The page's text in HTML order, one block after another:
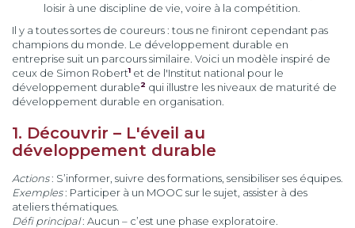
loisir à une discipline de vie, voire à la compétition.
Il y a toutes sortes de coureurs : tous ne finiront cependant pas
champions du monde. Le développement durable en
entreprise suit un parcours similaire. Voici un modèle inspiré de
ceux de Simon Robert1 et de l'Institut national pour le
développement durable2 qui illustre les niveaux de maturité de
développement durable en organisation.
1. Découvrir – L'éveil au
développement durable
Actions: S’informer, suivre des formations, sensibiliser ses équipes.
Exemples: Participer à un MOOC sur le sujet, assister à des
ateliers thématiques.
Défi principal: Aucun – c’est une phase exploratoire.